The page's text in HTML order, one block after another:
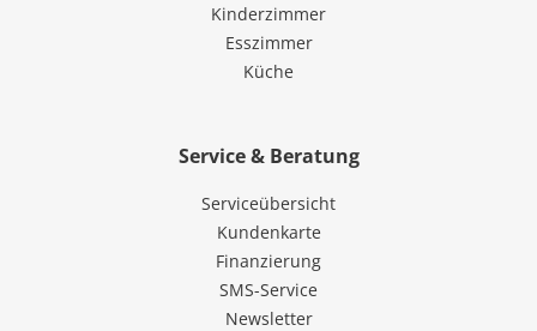
Kinderzimmer
Esszimmer
Küche
Service & Beratung
Serviceübersicht
Kundenkarte
Finanzierung
SMS-Service
Newsletter